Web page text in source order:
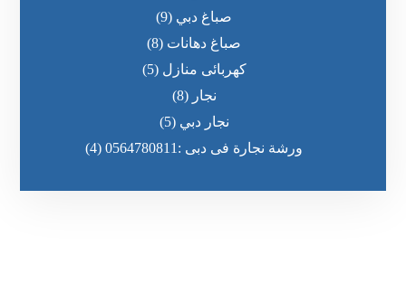
صباغ دبي (9)
صباغ دهانات (8)
كهربائى منازل (5)
نجار (8)
نجار دبي (5)
ورشة نجارة فى دبى :0564780811
(4)